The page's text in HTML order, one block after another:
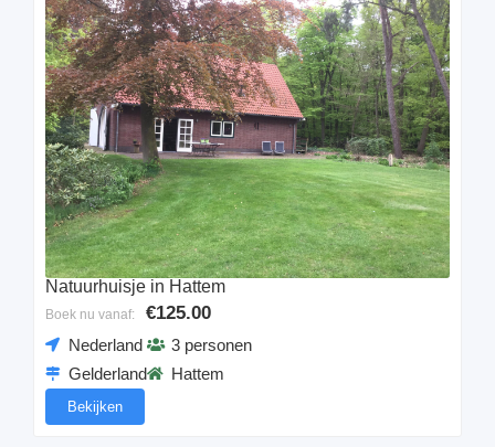
Natuurhuisje in Hattem
Boek nu vanaf: €125.00
Nederland
Gelderland
3 personen
Hattem
Bekijken